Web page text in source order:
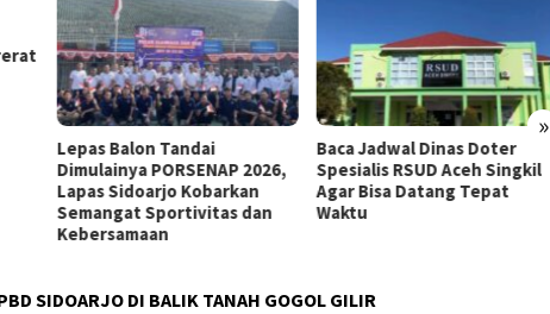
»
Lepas Balon Tandai
Dimulainya PORSENAP 2026,
Lapas Sidoarjo Kobarkan
Semangat Sportivitas dan
Kebersamaan
Baca Jadwal Dinas Doter
Spesialis RSUD Aceh Singkil
Agar Bisa Datang Tepat
Waktu
SIDOARJO DI BALIK TANAH GOGOL GILIR